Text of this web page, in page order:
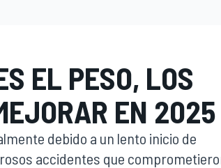
EL PESO, LOS
EN 2025
debido a un lento inicio de
accidentes que